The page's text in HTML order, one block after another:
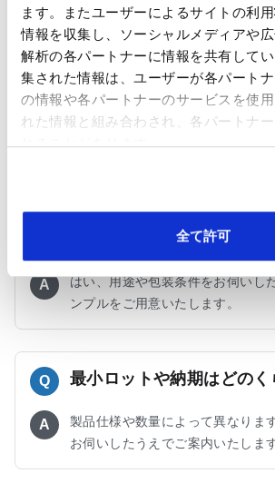
ます。またユーザーによるサイトの利
情報を収集し、ソーシャルメディアや
解析の各パートナーに情報を共有して
集された情報は、ユーザーが各パート
の情報や各パートナーのサービスを使
れた情報と組み合わされ、各パートナ
れることがあります。
全て許可
Q 製袋用途以外でも使用でき
A
はい、製袋用途だけでなく、シー
使用された実績もございます。用
評価用サンプルはもらえま
A
はい、用途や包装条件をお伺いし
ンプルをご用意いたします。
Q 最小ロットや納期はどのく
A
製品仕様や数量によって異なりま
お伺いしたうえでご案内いたします